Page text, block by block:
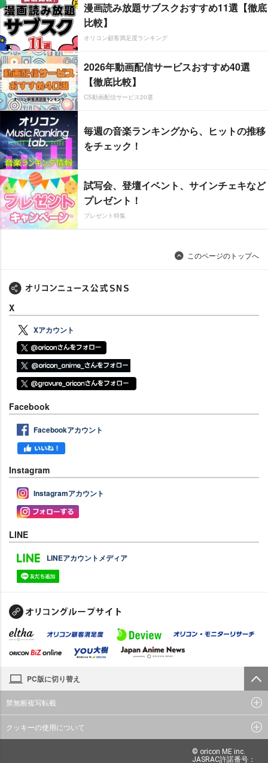
漫画読み放題サブスクおすすめ11選【徹底
比較】
オリコン顧客満足度ランキング
2026年動画配信サービスおすすめ40選
【徹底比較】
CS動画配信サービス20選
毎週の音楽ランキングから、ヒットの推移
をチェック！
試写会、登壇イベント、サインチェキなど
プレゼント！
プレゼント特集
このページのトップへ
X
Xアカウント
Facebook
Facebookアカウント
Instagram
Instagramアカウント
LINE
LINEアカウントメディア
PC版に切り替え
禁無断複写転載
クッキーの使用について
© oricon ME inc.
JASRAC許諾番号：